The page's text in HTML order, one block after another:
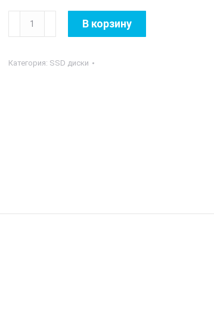
Количество
товара
Golden
В корзину
Категория: SSD диски